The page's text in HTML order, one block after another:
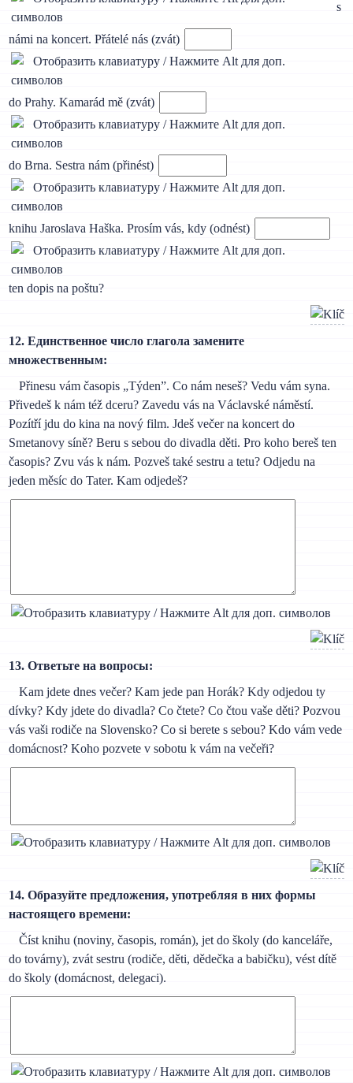
s
námi na koncert. Přátelé nás (zvát)
do Prahy. Kamarád mě (zvát)
do Brna. Sestra nám (přinést)
knihu Jaroslava Haška. Prosím vás, kdy (odnést)
ten dopis na poštu?
12. Единственное число глагола замените
множественным:
Přinesu vám časopis „Týden”. Co nám neseš? Vedu vám syna.
Přivedeš k nám též dceru? Zavedu vás na Václavské náměstí.
Pozítří jdu do kina na nový film. Jdeš večer na koncert do
Smetanovy síně? Beru s sebou do divadla děti. Pro koho bereš ten
časopis? Zvu vás k nám. Pozveš také sestru a tetu? Odjedu na
jeden měsíc do Tater. Kam odjedeš?
13. Ответьте на вопросы:
Kam jdete dnes večer? Kam jede pan Horák? Kdy odjedou ty
dívky? Kdy jdete do divadla? Co čtete? Co čtou vaše děti? Pozvou
vás vaši rodiče na Slovensko? Co si berete s sebou? Kdo vám vede
domácnost? Koho pozvete v sobotu k vám na večeři?
14. Образуйте предложения, употребляя в них формы
настоящего времени:
Číst knihu (noviny, časopis, román), jet do školy (do kanceláře,
do továrny), zvát sestru (rodiče, děti, dědečka a babičku), vést dítě
do školy (domácnost, delegaci).